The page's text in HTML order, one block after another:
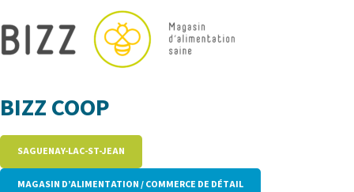
BIZZ COOP
SAGUENAY-LAC-ST-JEAN
MAGASIN D’ALIMENTATION / COMMERCE DE DÉTAIL